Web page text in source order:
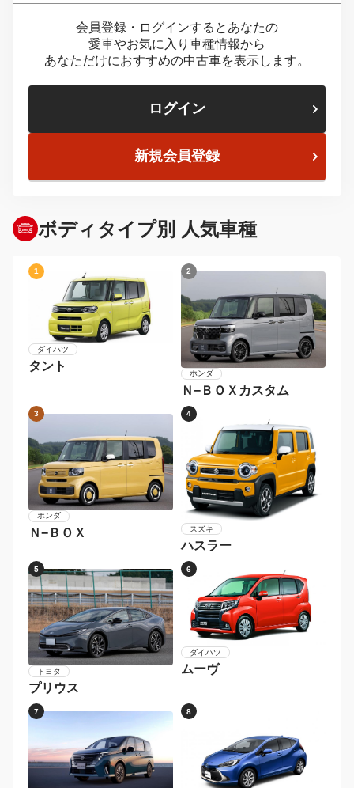
会員登録・ログインするとあなたの
愛車やお気に入り車種情報から
あなただけにおすすめの中古車を表示します。
ログイン
新規会員登録
ボディタイプ別 人気車種
1
ダイハツ
タント
2
ホンダ
Ｎ−ＢＯＸカスタム
3
ホンダ
Ｎ−ＢＯＸ
4
スズキ
ハスラー
5
トヨタ
プリウス
6
ダイハツ
ムーヴ
7 8